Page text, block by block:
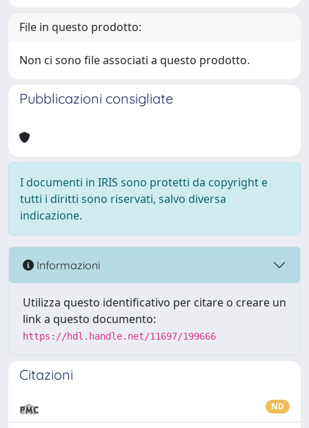
File in questo prodotto:
Non ci sono file associati a questo prodotto.
Pubblicazioni consigliate
I documenti in IRIS sono protetti da copyright e
tutti i diritti sono riservati, salvo diversa
indicazione.
Informazioni
Utilizza questo identificativo per citare o creare un
link a questo documento:
https://hdl.handle.net/11697/199666
Citazioni
ND